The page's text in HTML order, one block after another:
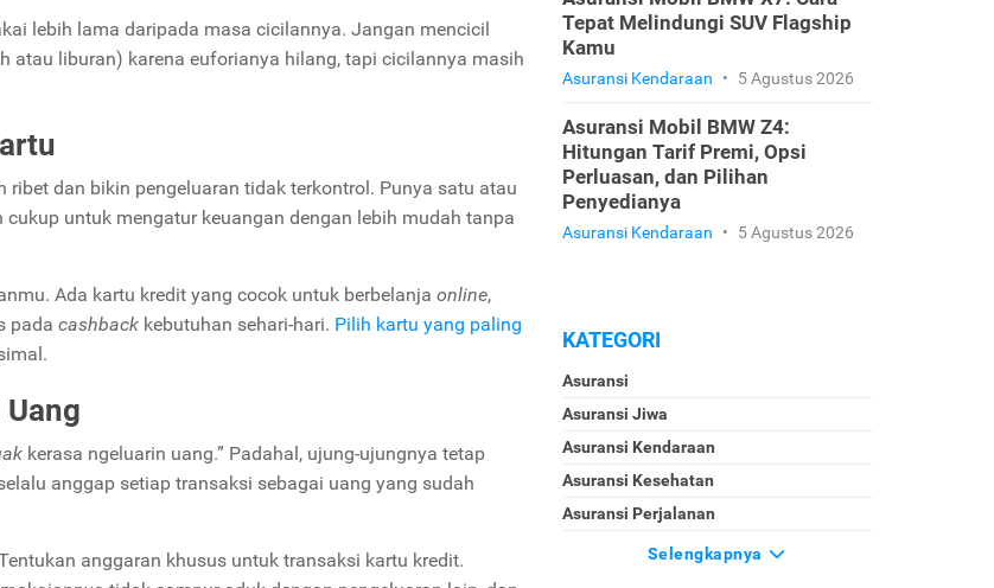
lebih lama daripada masa cicilannya. Jangan mencicil
atau liburan) karena euforianya hilang, tapi cicilannya masih
dan bikin pengeluaran tidak terkontrol. Punya satu atau
untuk mengatur keuangan dengan lebih mudah tanpa
Ada kartu kredit yang cocok untuk berbelanja online,
pada cashback kebutuhan sehari-hari. Pilih kartu yang paling
kerasa ngeluarin uang.” Padahal, ujung-ujungnya tetap
anggap setiap transaksi sebagai uang yang sudah
anggaran khusus untuk transaksi kartu kredit.
Tepat Melindungi SUV Flagship
Kamu
Asuransi Kendaraan • 5 Agustus 2026
Asuransi Mobil BMW Z4:
Hitungan Tarif Premi, Opsi
Perluasan, dan Pilihan
Penyedianya
Asuransi Kendaraan • 5 Agustus 2026
KATEGORI
Asuransi
Asuransi Jiwa
Asuransi Kendaraan
Asuransi Kesehatan
Asuransi Perjalanan
Selengkapnya